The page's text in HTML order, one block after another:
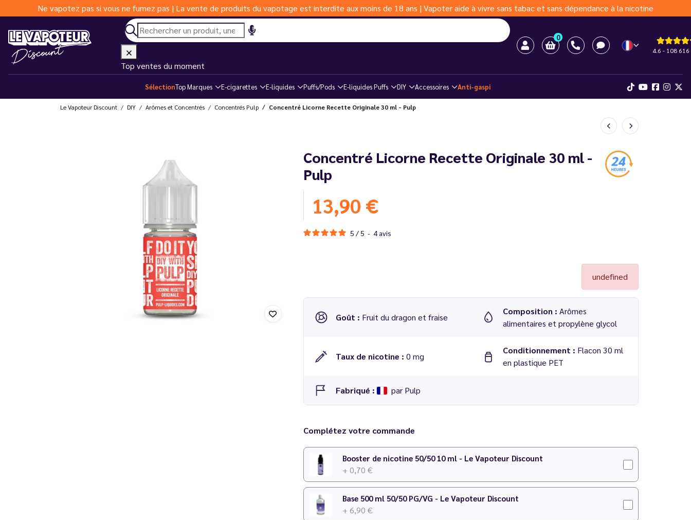
Ne vapotez pas si vous ne fumez pas | La vente de produits du vapotage est interdite aux moins de 18 ans | Vapoter aide à vivre sans tabac et sans dépendance à la nicotine
0
4.6 - 108 616
Top ventes du moment
SélectionTop Marques E-cigarettes E-liquides Puffs/Pods E-liquides Puffs DIY Accessoires Anti-gaspi
Le Vapoteur Discount DIY Arômes et Concentrés Concentrés Pulp Concentré Licorne Recette Originale 30 ml - Pulp
Concentré Licorne Recette Originale 30 ml -
Pulp
13,90 €
5 / 5 - 4avis
undefined
Goût : Fruit du dragon et fraise
Composition : Arômes
alimentaires et propylène glycol
Taux de nicotine : 0 mg
Conditionnement : Flacon 30 ml
en plastique PET
Fabriqué : par Pulp
Dosage conseillé: 15 % dans une base 50/50 PG/VG
Temps de maturation : 2 à 7 jours
N'hésitez pas à consulter notre
Complétez votre commande
Booster de nicotine 50/50 10 ml - Le Vapoteur Discount
+ 0,70 €
Base 500 ml 50/50 PG/VG - Le Vapoteur Discount
+ 6,90 €